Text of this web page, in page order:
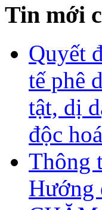
Tin mới
Quyết
tế phê
tật, dị
độc
Thông
Hướng